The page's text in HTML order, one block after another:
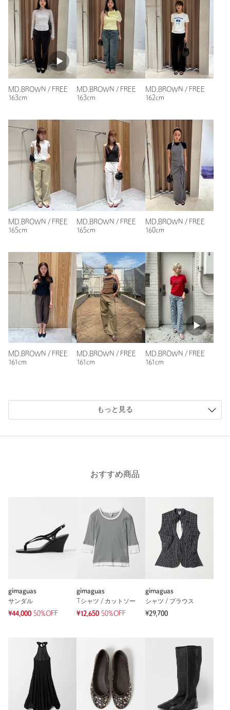
注文キャンセル
返品 対象商品 返品等について
裾上げ 対象外商品 裾上げについて
タイプ WOMEN
カテゴリー | ショルダーバッグ
サイズ FREE
洗濯表示 洗濯表示について
商品番号 5632-3-000009
MD.BROWN / FREE
163cm
MD.BROWN / FREE
163cm
MD.BROWN / FREE
162cm
MD.BROWN / FREE
165cm
MD.BROWN / FREE
165cm
MD.BROWN / FREE
160cm
MD.BROWN / FREE
161cm
MD.BROWN / FREE
161cm
MD.BROWN / FREE
161cm
もっと見る
おすすめ商品
gimaguas
サンダル
¥44,000 50%OFF
gimaguas
Tシャツ / カットソー
¥12,650 50%OFF
gimaguas
シャツ / ブラウス
¥29,700